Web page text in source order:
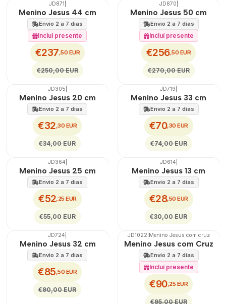
🇵🇹
DESCONTO
JD871
Menino Jesus 44 cm
Envio 2 a 7 dias
Incluí presente
€237,50 EUR
€250,00 EUR
🇵🇹
DESCONTO
JD870
Menino Jesus 50 cm
Envio 2 a 7 dias
Incluí presente
€256,50 EUR
€270,00 EUR
🇵🇹
DESCONTO
JD305
Menino Jesus 20 cm
Envio 2 a 7 dias
€32,30 EUR
€34,00 EUR
🇵🇹
DESCONTO
JD719
Menino Jesus 33 cm
Envio 2 a 7 dias
€70,30 EUR
€74,00 EUR
🇵🇹
DESCONTO
JD364
Menino Jesus 25 cm
Envio 2 a 7 dias
€52,25 EUR
€55,00 EUR
🇵🇹
DESCONTO
JD614
Menino Jesus 13 cm
Envio 2 a 7 dias
€28,50 EUR
€30,00 EUR
🇵🇹
DESCONTO
JD724
Menino Jesus 32 cm
Envio 2 a 7 dias
€85,50 EUR
€90,00 EUR
🇵🇹
100%
DESCONTO
JD1022 Menino Jesus com cruz
Menino Jesus com Cruz
Envio 2 a 7 dias
Incluí presente
€90,25 EUR
€95,00 EUR